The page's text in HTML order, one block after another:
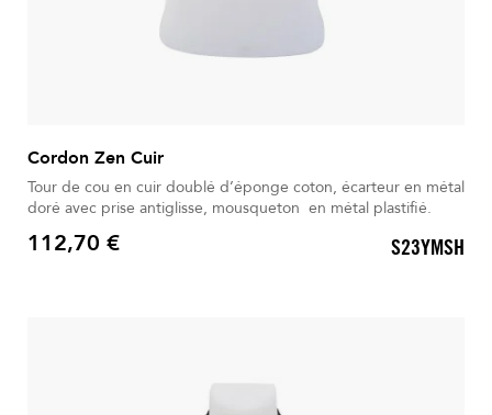
Cordon Zen Cuir
Tour de cou en cuir doublé d’éponge coton, écarteur en métal
doré avec prise antiglisse, mousqueton en métal plastifié.
Prix
112,70 € S23YMSH